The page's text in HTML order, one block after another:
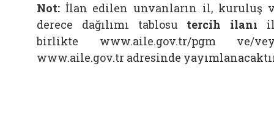
Not: İlan edilen unvanların il, kuruluş
derece dağılımı tablosu
tercih ilanı
birlikte www.aile.gov.tr/pgm ve/
www.aile.gov.tr adresinde